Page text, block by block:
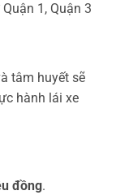
1, Quận 3
tâm huyết sẽ
hành lái xe
đồng.